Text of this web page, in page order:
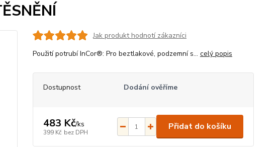
Jak produkt hodnotí zákazníci
Použití potrubí InCor®: Pro beztlakové, podzemní s... celý popis
Dostupnost Dodání ověříme
483 Kč/ks
399 Kč bez DPH
Přidat do košíku